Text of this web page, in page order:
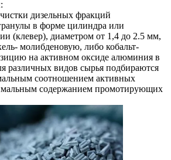
дизельных фракций
в форме цилиндра или
(клевер), диаметром от 1,4 до 2.5 мм,
молибденовую, либо кобальт-
на активном оксиде алюминия в
различных видов сырья подбираются
соотношением активных
содержанием промотирующих